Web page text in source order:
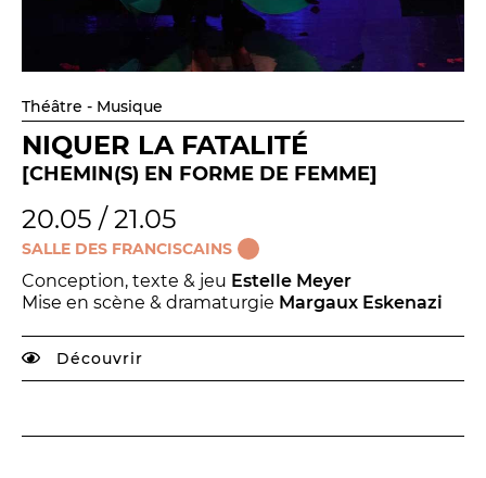
Théâtre - Musique
NIQUER LA FATALITÉ
[CHEMIN(S) EN FORME DE FEMME]
20.05 / 21.05
SALLE DES FRANCISCAINS
Conception, texte & jeu Estelle Meyer
Mise en scène & dramaturgie Margaux Eskenazi
Découvrir